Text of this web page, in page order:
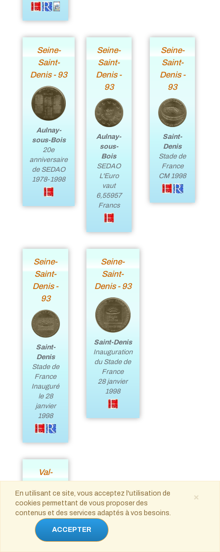
Seine-
Saint-
Denis - 93
Aulnay-
sous-Bois
20e
anniversaire
de SEDAO
1978-1998
Seine-
Saint-
Denis -
93
Aulnay-
sous-
Bois
SEDAO
L'Euro
vaut
6,55957
Francs
Seine-
Saint-
Denis -
93
Saint-
Denis
Stade de
France
CM 1998
Seine-
Saint-
Denis -
93
Saint-
Denis
Stade de
France
Inauguré
le 28
janvier
1998
Seine-
Saint-
Denis - 93
Saint-Denis
Inauguration
du Stade de
France
28 janvier
1998
Val-
95
×
En utilisant ce site, vous acceptez l'utilisation de
cookies permettant de vous proposer des
contenus et des services adaptés à vos besoins.
ACCEPTER